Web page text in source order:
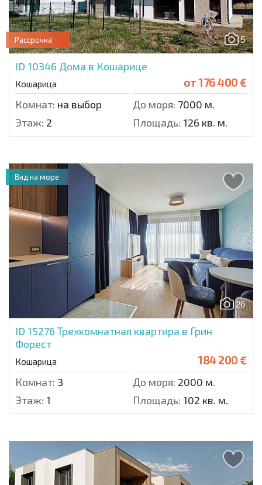
5
Рассрочка
ID 10346 Дома в Кошарице
Кошарица от176 400 €
Комнат: на выбор До моря: 7000 м.
Этаж: 2 Площадь: 126 кв. м.
26
ID 15276 Трехкомнатная квартира в Грин
Форест
Кошарица 184 200 €
Комнат: 3 До моря: 2000 м.
Этаж: 1 Площадь: 102 кв. м.
Вид на море